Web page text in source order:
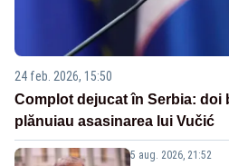
24 feb. 2026, 15:50
Complot dejucat în Serbia: doi
plănuiau asasinarea lui Vučić
5 aug. 2026, 21:52